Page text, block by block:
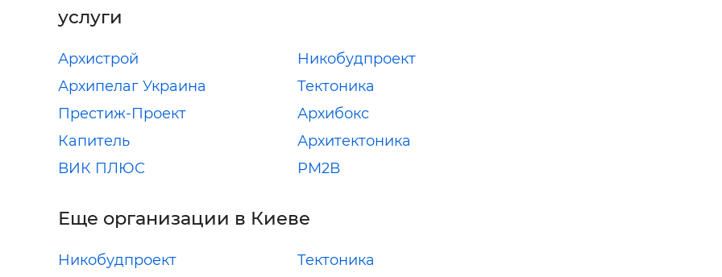
услуги
Архистрой
Никобудпроект
Архипелаг Украина
Тектоника
Престиж-Проект
Архибокс
Капитель
Архитектоника
ВИК ПЛЮС
РМ2В
Еще организации в Киеве
Никобудпроект
Тектоника